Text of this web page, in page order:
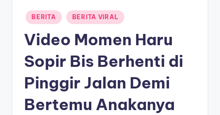
Posted
in
BERITA BERITA VIRAL
Video Momen Haru
Sopir Bis Berhenti di
Pinggir Jalan Demi
Bertemu Anakanya